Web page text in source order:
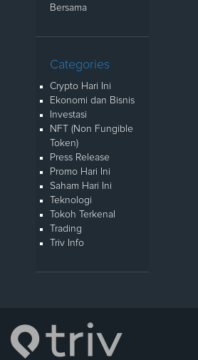
Bersama
Categories
Crypto Hari Ini
Ekonomi dan Bisnis
Investasi
NFT (Non Fungible
Token)
Press Release
Promo Hari Ini
Saham Hari Ini
Teknologi
Tokoh Terkenal
Trading
Triv Info